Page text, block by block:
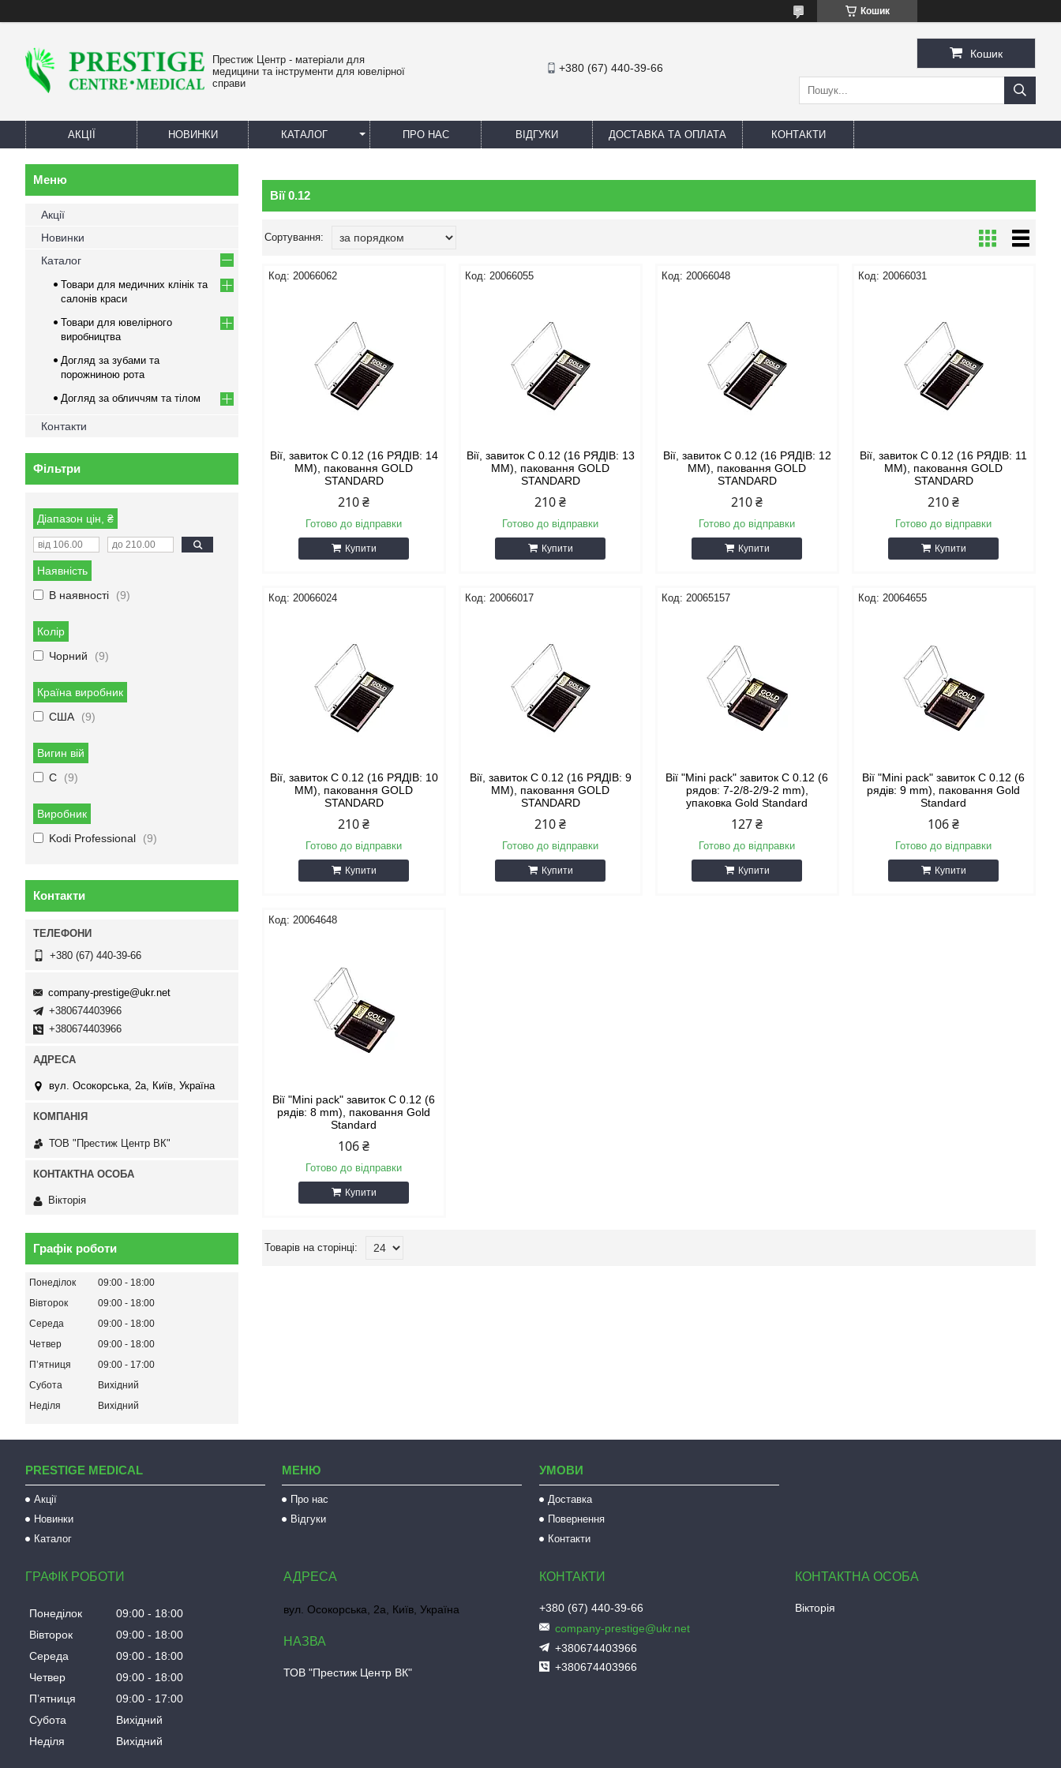
Кошик
Престиж Центр - матеріали для
медицини та інструменти для ювелірної
справи
+380 (67) 440-39-66
Кошик
АКЦІЇ НОВИНКИ КАТАЛОГ ПРО НАС ВІДГУКИ ДОСТАВКА ТА ОПЛАТА КОНТАКТИ
Вії 0.12
20066062
Вії, завиток С 0.12 (16 РЯДІВ: 14
ММ), паковання GOLD
STANDARD
210 ₴
Готово до відправки
Купити
20066055
Вії, завиток С 0.12 (16 РЯДІВ: 13
ММ), паковання GOLD
STANDARD
210 ₴
Готово до відправки
Купити
20066048
Вії, завиток С 0.12 (16 РЯДІВ: 12
ММ), паковання GOLD
STANDARD
210 ₴
Готово до відправки
Купити
20066031
Вії, завиток С 0.12 (16 РЯДІВ: 11
ММ), паковання GOLD
STANDARD
210 ₴
Готово до відправки
Купити
20066024
Вії, завиток С 0.12 (16 РЯДІВ: 10
ММ), паковання GOLD
STANDARD
210 ₴
Готово до відправки
Купити
20066017
Вії, завиток С 0.12 (16 РЯДІВ: 9
ММ), паковання GOLD
STANDARD
210 ₴
Готово до відправки
Купити
20065157
Вії "Mini pack" завиток С 0.12 (6
рядов: 7-2/8-2/9-2 mm),
упаковка Gold Standard
127 ₴
Готово до відправки
Купити
20064655
Вії "Mini pack" завиток С 0.12 (6
рядів: 9 mm), паковання Gold
Standard
106 ₴
Готово до відправки
Купити
20064648
Вії "Mini pack" завиток С 0.12 (6
рядів: 8 mm), паковання Gold
Standard
106 ₴
Готово до відправки
Купити
Акції
Новинки
Каталог
Товари для медичних клінік та
салонів краси
Товари для ювелірного
виробництва
Догляд за зубами та
порожниною рота
Догляд за обличчям та тілом
Контакти
Фільтри
Діапазон цін, ₴
Наявність
В наявності
9
Колір
Чорний
9
Країна виробник
США
9
Вигин вій
C
9
Виробник
Kodi Professional
9
Контакти
+380 (67) 440-39-66
company-prestige@ukr.net
+380674403966
+380674403966
вул. Осокорська, 2а, Київ, Україна
ТОВ "Престиж Центр ВК"
Вікторія
Графік роботи
Понеділок 09:00
18:00
Вівторок
09:00
18:00
Середа
09:00
18:00
Четвер
09:00
18:00
Пʼятниця
09:00
17:00
Субота
Вихідний
Неділя
Вихідний
PRESTIGE MEDICAL
Акції
Новинки
Каталог
МЕНЮ
Про нас
Відгуки
УМОВИ
Доставка
Повернення
Контакти
ГРАФІК РОБОТИ
Понеділок 09:00
18:00
Вівторок
09:00
18:00
Середа
09:00
18:00
Четвер
09:00
18:00
Пʼятниця
09:00
17:00
Субота
Вихідний
Неділя
Вихідний
вул. Осокорська, 2а, Київ, Україна
ТОВ "Престиж Центр ВК"
+380 (67) 440-39-66
company-prestige@ukr.net
+380674403966
+380674403966
Вікторія